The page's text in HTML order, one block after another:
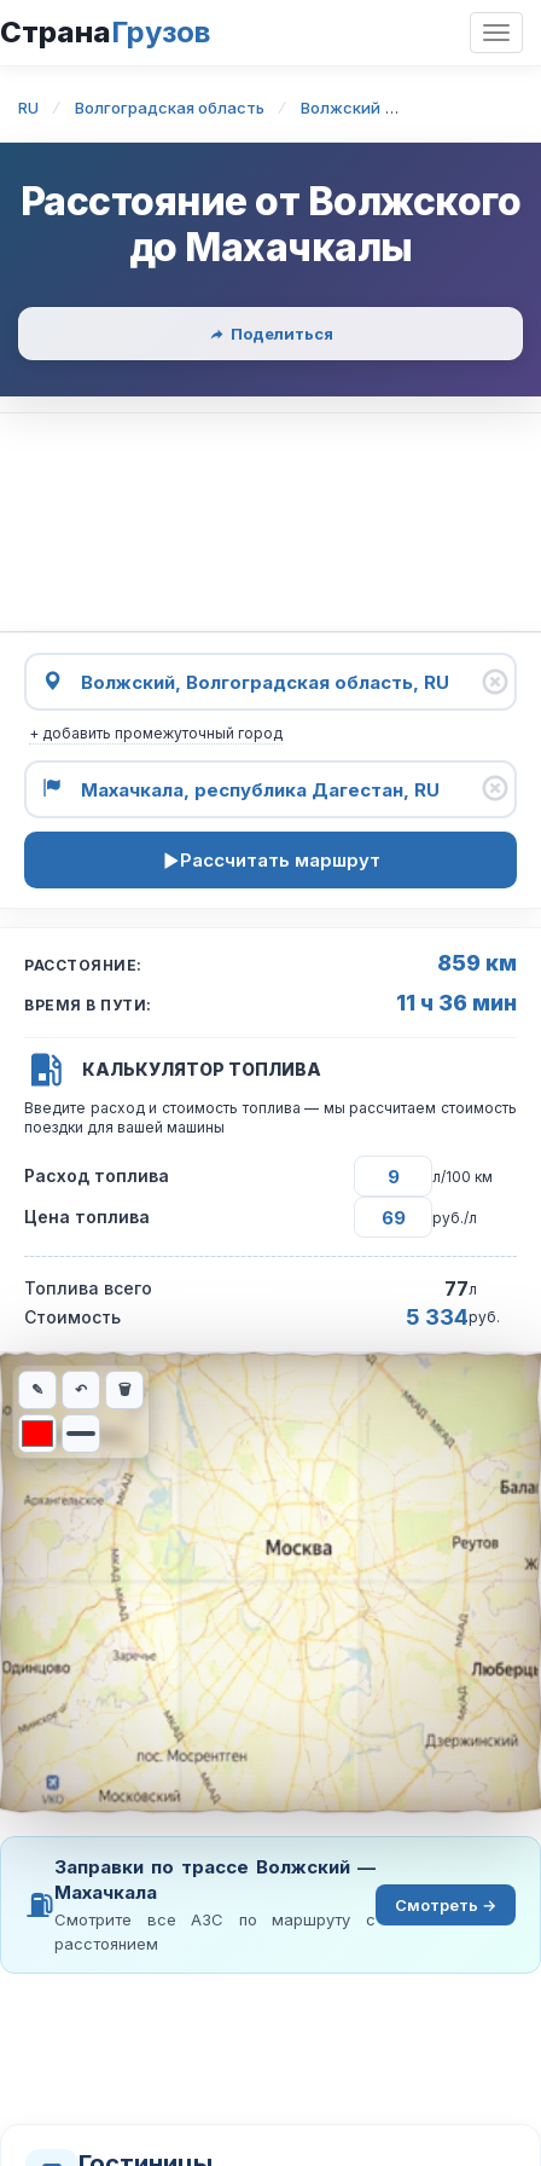
СтранаГрузов
RU Волгоградская область Волжский
Расстояние от Волжского
до Махачкалы
Поделиться
+ добавить промежуточный город
Рассчитать маршрут
РАССТОЯНИЕ: 859 км
ВРЕМЯ В ПУТИ: 11 ч 36 мин
КАЛЬКУЛЯТОР ТОПЛИВА
Введите расход и стоимость топлива — мы рассчитаем стоимость
поездки для вашей машины
Расход топлива л/100 км
Цена топлива руб./л
Топлива всего 77л
Стоимость 5 334руб.
Интерактивная карта автомобильного маршрута из города
✎ ↶ 🗑
⛽
Заправки по трассе Волжский —
Махачкала
Смотрите все АЗС по маршруту с
расстоянием
Смотреть →